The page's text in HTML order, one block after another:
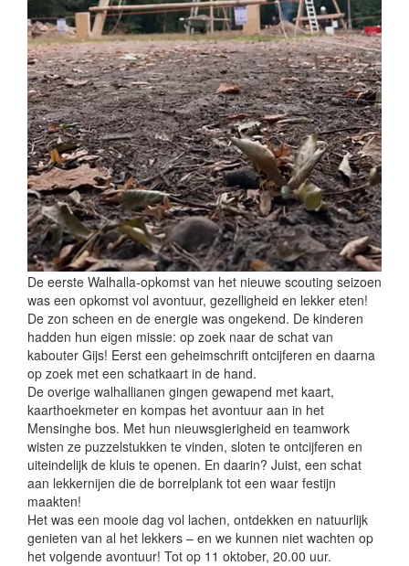
De eerste Walhalla-opkomst van het nieuwe scouting seizoen
was een opkomst vol avontuur, gezelligheid en lekker eten!
De zon scheen en de energie was ongekend. De kinderen
hadden hun eigen missie: op zoek naar de schat van
kabouter Gijs! Eerst een geheimschrift ontcijferen en daarna
op zoek met een schatkaart in de hand.
De overige walhallianen gingen gewapend met kaart,
kaarthoekmeter en kompas het avontuur aan in het
Mensinghe bos. Met hun nieuwsgierigheid en teamwork
wisten ze puzzelstukken te vinden, sloten te ontcijferen en
uiteindelijk de kluis te openen. En daarin? Juist, een schat
aan lekkernijen die de borrelplank tot een waar festijn
maakten!
Het was een mooie dag vol lachen, ontdekken en natuurlijk
genieten van al het lekkers – en we kunnen niet wachten op
het volgende avontuur! Tot op 11 oktober, 20.00 uur.